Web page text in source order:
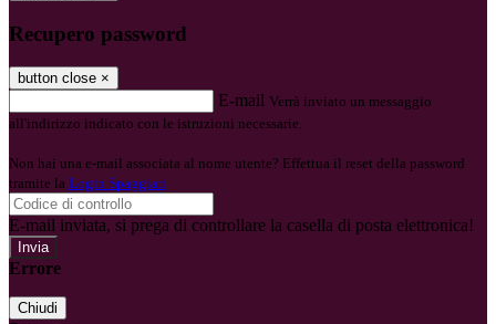
Recupero password
button close ×
E-mail Verrà inviato un messaggio
all'indirizzo indicato con le istruzioni necessarie.
Non hai una e-mail associata al nome utente? Effettua il reset della password
tramite la Login Spaggiari
E-mail inviata, si prega di controllare la casella di posta elettronica!
Errore
Chiudi